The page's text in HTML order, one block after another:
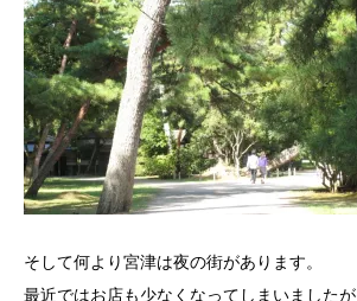
そして何より宮津は夜の街があります。
最近ではお店も少なくなってしまいました